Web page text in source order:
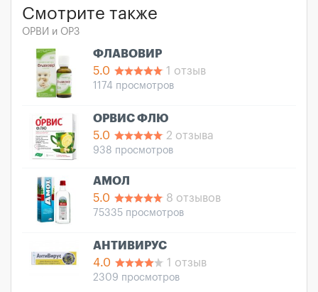
Смотрите также
ОРВИ и ОРЗ
ФЛАВОВИР
5.0
1 отзыв
1174 просмотров
ОРВИС ФЛЮ
5.0
2 отзыва
938 просмотров
АМОЛ
5.0
8 отзывов
75335 просмотров
АНТИВИРУС
4.0
1 отзыв
2309 просмотров